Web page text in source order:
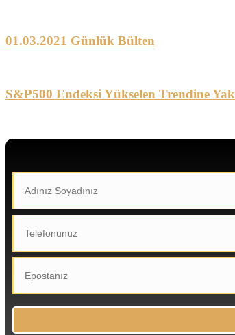
01.03.2021 Günlük Bülten
S&P500 Endeksi Yükselen Trendine